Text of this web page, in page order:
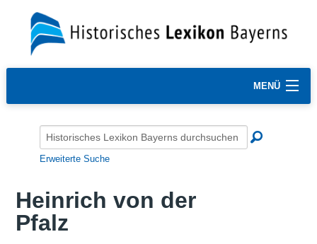
MENÜ
Erweiterte Suche
Hein­rich von der
Pfalz